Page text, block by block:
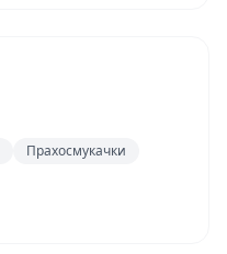
Прахосмукачки